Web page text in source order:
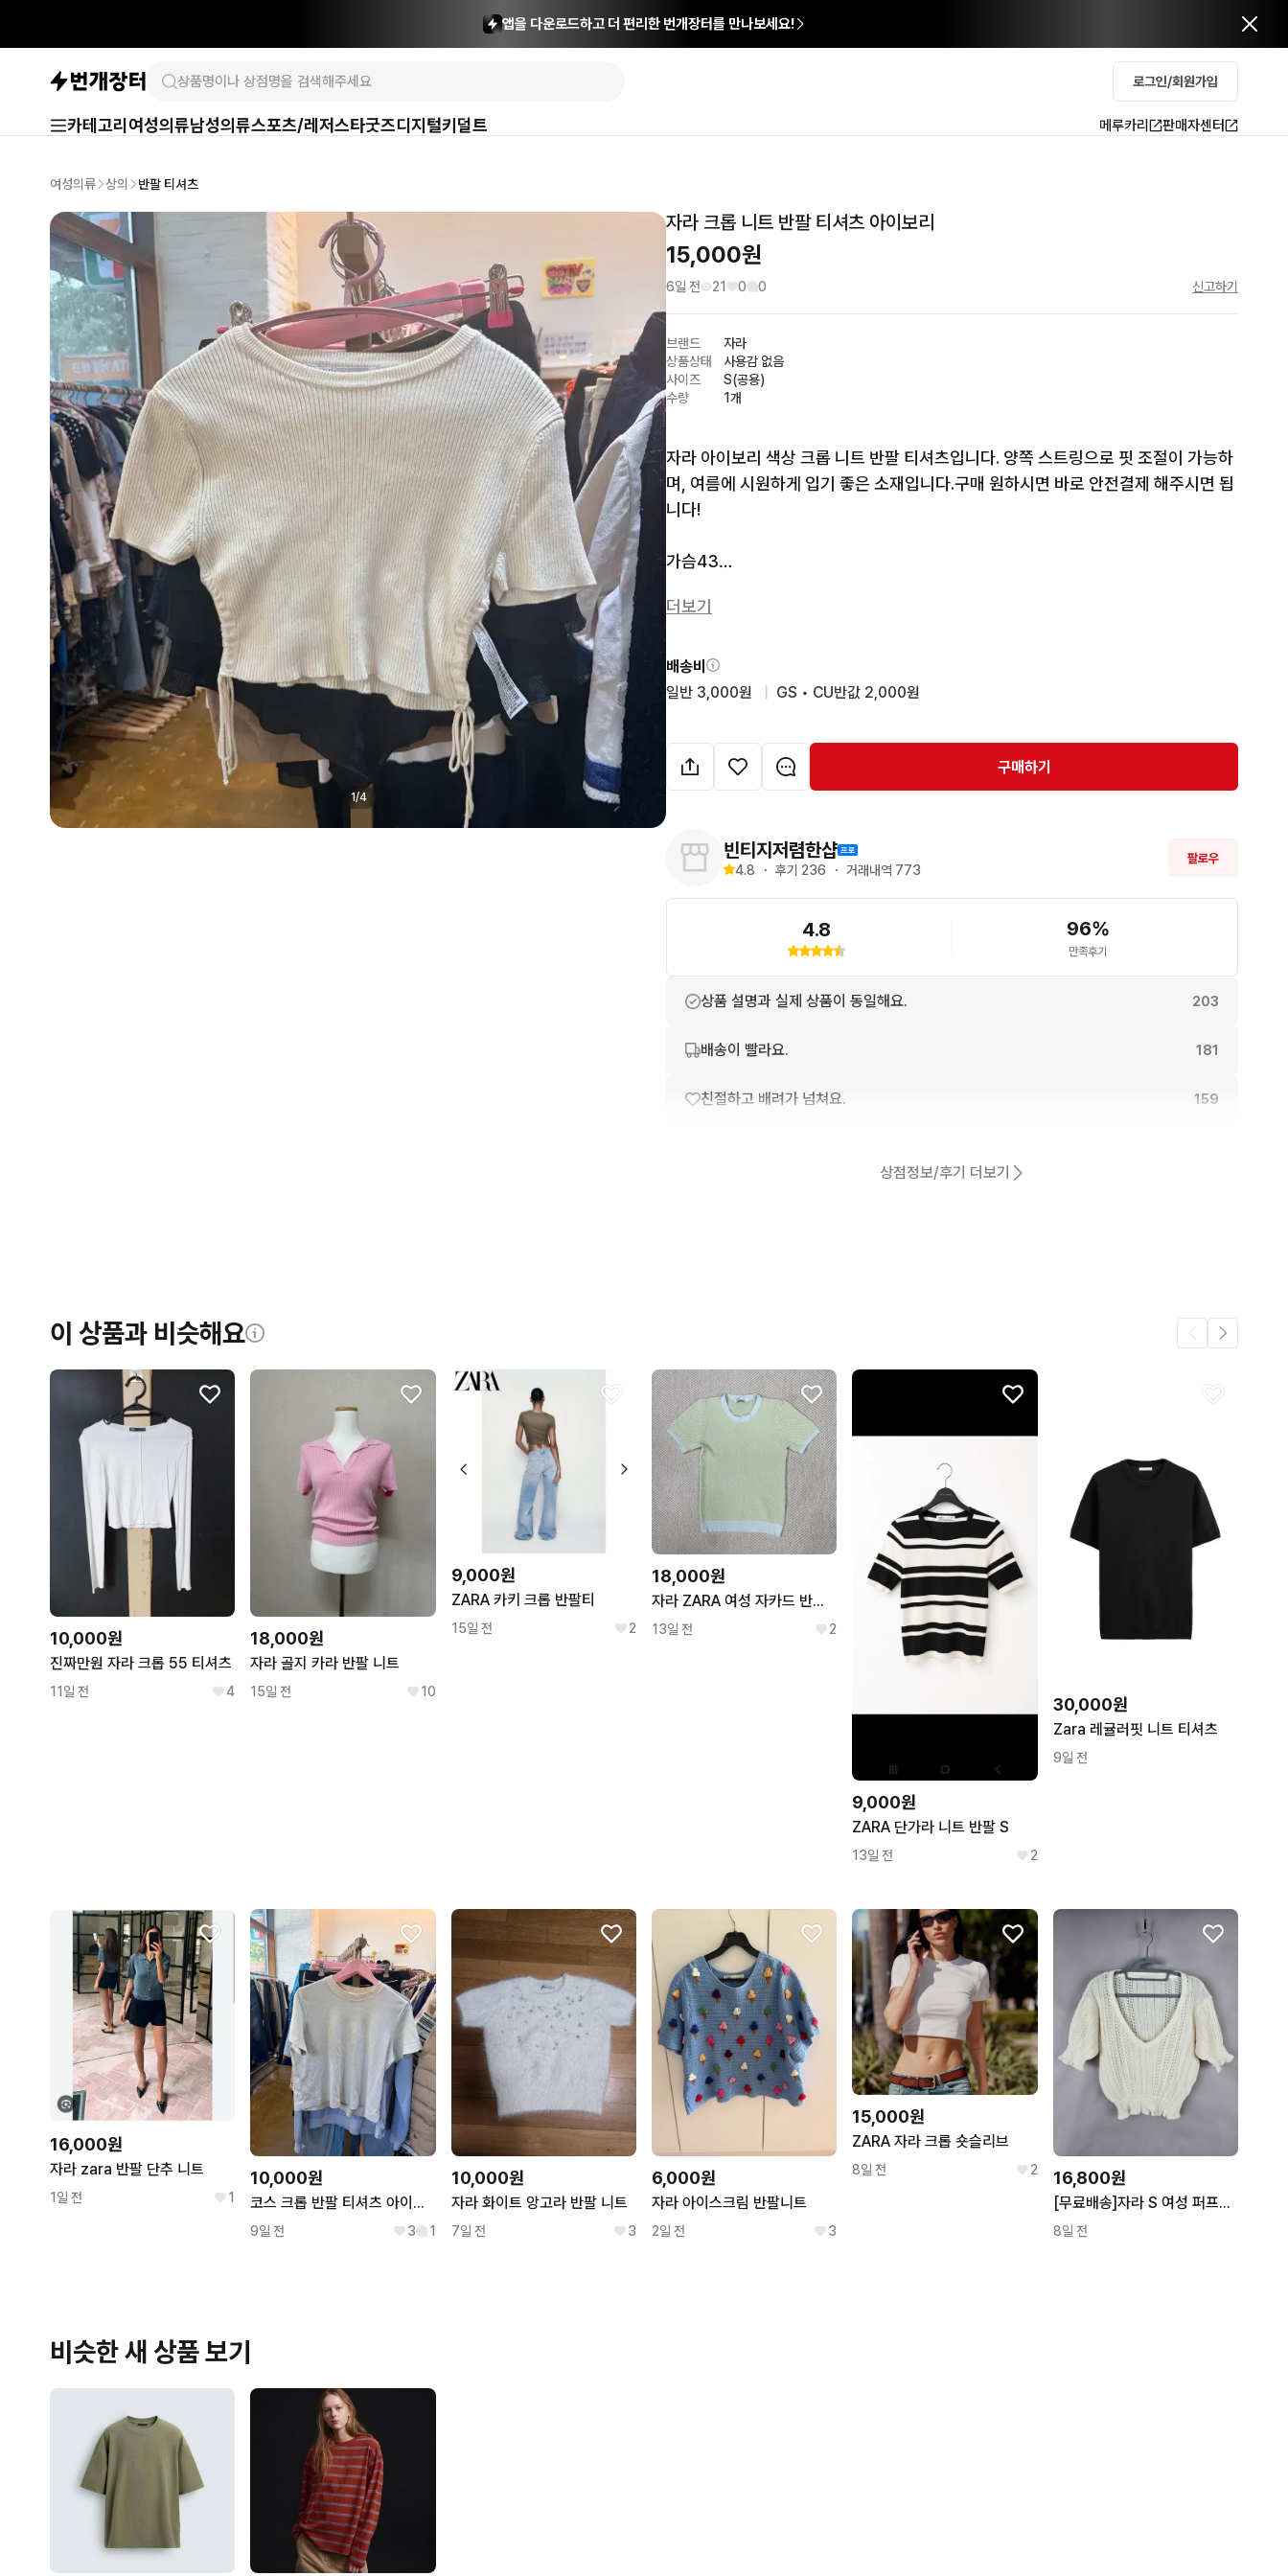
앱을 다운로드하고 더 편리한 번개장터를 만나보세요!
로그인/회원가입
카테고리 여성의류남성의류스포츠/레저스타굿즈디지털키덜트 메루카리 판매자센터
여성의류 상의 반팔 티셔츠
1/4
자라 크롭 니트 반팔 티셔츠 아이보리
15,000원
6일 전 21 0 0 신고하기
브랜드
자라
상품상태
사용감 없음
사이즈
S(공용)
수량
1개
자라 아이보리 색상 크롭 니트 반팔 티셔츠입니다. 양쪽 스트링으로 핏 조절이 가능하
며, 여름에 시원하게 입기 좋은 소재입니다.구매 원하시면 바로 안전결제 해주시면 됩
니다!
가슴43
상태9
더보기
배송비
일반 3,000원
GS • CU반값 2,000원
구매하기
빈티지저렴한샵
4.8 ・ 후기 236 ・ 거래내역 773
팔로우
4.8 96%
만족후기
상품 설명과 실제 상품이 동일해요. 203
배송이 빨라요. 181
친절하고 배려가 넘쳐요. 159
상점정보/후기 더보기
이 상품과 비슷해요
10,000원
진짜만원 자라 크롭 55 티셔츠
11일 전 4
18,000원
자라 골지 카라 반팔 니트
15일 전 10
9,000원
ZARA 카키 크롭 반팔티
15일 전 2
18,000원
자라 ZARA 여성 자카드 반팔 니트 L
13일 전 2
9,000원
ZARA 단가라 니트 반팔 S
13일 전 2
30,000원
Zara 레귤러핏 니트 티셔츠
9일 전
16,000원
자라 zara 반팔 단추 니트
1일 전 1
10,000원
코스 크롭 반팔 티셔츠 아이보리
9일 전 3 1
10,000원
자라 화이트 앙고라 반팔 니트
7일 전 3
6,000원
자라 아이스크림 반팔니트
2일 전 3
15,000원
ZARA 자라 크롭 숏슬리브
8일 전 2 16,800원
[무료배송]자라 S 여성 퍼프소매 반팔 니트 아이보리
8일 전
비슷한 새 상품 보기